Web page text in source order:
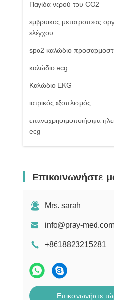
Παγίδα νερού του CO2
εμβρυϊκός μετατροπέας
ελέγχου
spo2 καλώδιο
καλώδιο ecg
Καλώδιο EKG
ιατρικός εξοπλισμός
επαναχρησιμοποιήσιμα
ecg
Της εισβολής καλώδιο
μη της εισβολής μανσέτα
Εξαρτήματα εξοπλισμού
Επικοινωνήστε
Mrs. sarah
info@pray-med.com
+8618823215281
Επικοινωνήστε